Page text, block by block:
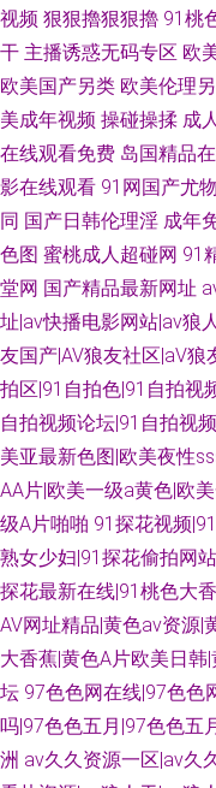
视频 狠狠擼狠狠擼 91桃
干 主播诱惑无码专区 欧
欧美国产另类 欧美伦理
美成年视频 操碰操揉 成
在线观看免费 岛国精品
影在线观看 91网国产尤
同 国产日韩伦理淫 成年
色图 蜜桃成人超碰网 91
堂网 国产精品最新网址
址|av快播电影网站|av狼
友国产|AV狼友社区|aV狼
拍区|91自拍色|91自拍视
自拍视频论坛|91自拍视
美亚最新色图|欧美夜性
AA片|欧美一级a黄色|欧
级A片啪啪 91探花视频
熟女少妇|91探花偷拍网
探花最新在线|91桃色大
AV网址精品|黄色av资源|
大香蕉|黄色A片欧美日韩
坛 97色色网在线|97色色
吗|97色色五月|97色色五
洲 av久久资源一区|av久